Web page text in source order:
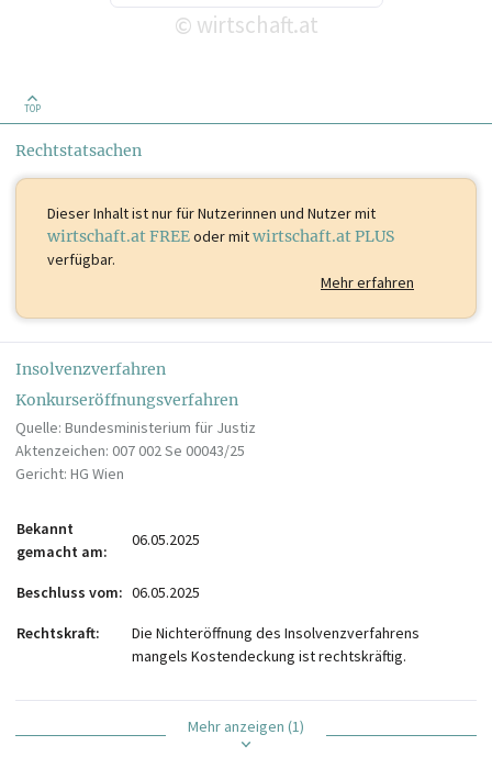
© wirtschaft.at
TOP
Rechtstatsachen
Dieser Inhalt istnur für Nutzerinnen und Nutzer mit
wirtschaft.at FREEoder mitwirtschaft.at PLUS
verfügbar.
Mehr erfahren
Insolvenzverfahren
Konkurseröffnungsverfahren
Quelle: Bundesministerium für Justiz
Aktenzeichen: 007 002 Se 00043/25
Gericht: HG Wien
Bekannt
gemacht am
06.05.2025
Beschluss vom 06.05.2025
Rechtskraft
Die Nichteröffnung des Insolvenzverfahrens
mangels Kostendeckung ist rechtskräftig.
Mehr anzeigen (1)